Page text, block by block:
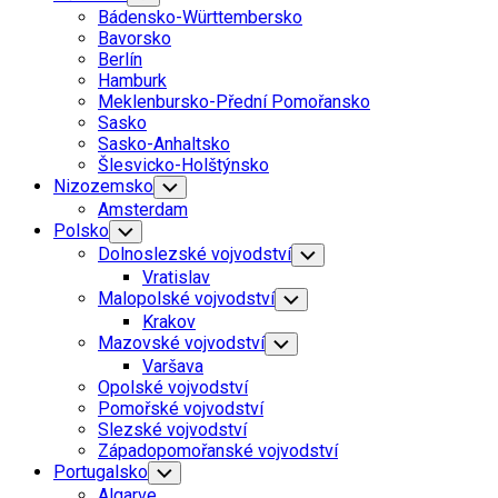
Child
Menu
Bádensko-Württembersko
Bavorsko
Berlín
Hamburk
Meklenbursko-Přední Pomořansko
Sasko
Sasko-Anhaltsko
Šlesvicko-Holštýnsko
Nizozemsko Toggle
Child
Menu
Amsterdam
Polsko Toggle
Child
Menu
Dolnoslezské vojvodství Toggle
Child
Menu
Vratislav
Malopolské vojvodství Toggle
Child
Menu
Krakov
Mazovské vojvodství Toggle
Child
Varšava
Opolské vojvodství
Pomořské vojvodství
Slezské vojvodství
Západopomořanské vojvodství
Portugalsko Toggle
Child